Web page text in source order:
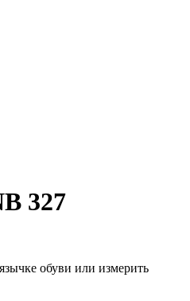
327
обуви или измерить